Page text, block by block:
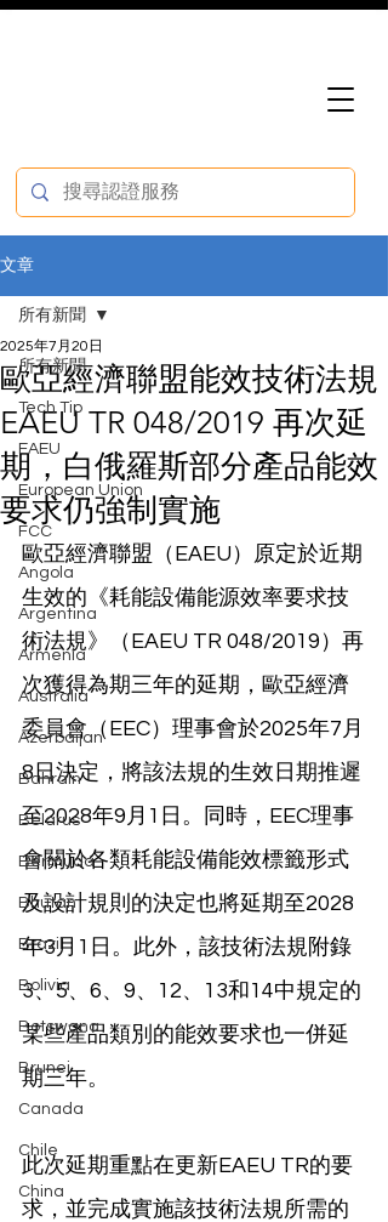
文章
所有新聞
Tech Tip
EAEU
European Union
FCC
Angola
Argentina
Armenia
Australia
Azerbaijan
Bahrain
Belarus
Bermuda
Bhutan
Brazil
Bolivia
Botswana
Brunei
Canada
Chile
China
所有新聞
歐亞經濟聯盟能效技術法規
EAEU TR 048/2019 再次延
期，白俄羅斯部分產品能效
要求仍強制實施
2025年7月20日
歐亞經濟聯盟（EAEU）原定於近期
生效的《耗能設備能源效率要求技
術法規》（EAEU TR 048/2019）再
次獲得為期三年的延期，歐亞經濟
委員會（EEC）理事會於2025年7月
8日決定，將該法規的生效日期推遲
至2028年9月1日。同時，EEC理事
會關於各類耗能設備能效標籤形式
及設計規則的決定也將延期至2028
年3月1日。此外，該技術法規附錄
3、5、6、9、12、13和14中規定的
某些產品類別的能效要求也一併延
期三年。
此次延期重點在更新EAEU TR的要
求，並完成實施該技術法規所需的